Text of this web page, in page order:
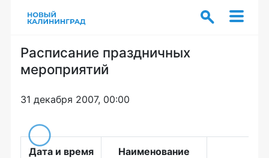
Расписание праздничных
мероприятий
31 декабря 2007, 00:00
Дата и время
Наименование